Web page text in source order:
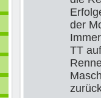
der
TT